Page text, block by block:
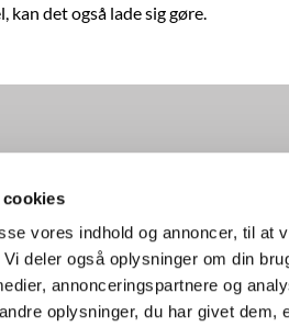
cookies
vores indhold og annoncer, til at
deler også oplysninger om din
annonceringspartnere og
oplysninger, du har givet dem,
kan det også lade sig gøre.